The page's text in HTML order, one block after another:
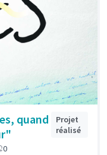
quand
Projet
réalisé
0